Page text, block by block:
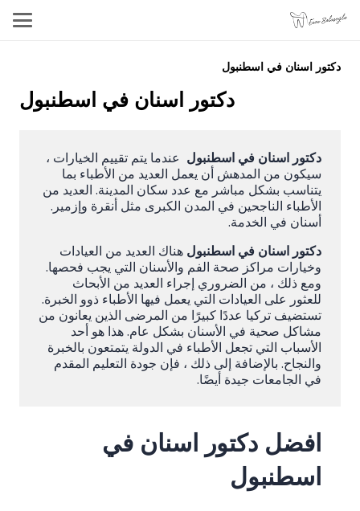
دكتور اسنان في اسطنبول
دكتور اسنان في اسطنبول
دكتور اسنان في اسطنبول عندما يتم تقييم الخيارات ،
سيكون من المدهش أن يعمل العديد من الأطباء بما
يتناسب بشكل مباشر مع عدد سكان المدينة. العديد من
الأطباء الناجحين في المدن الكبرى مثل أنقرة وإزمير.
أسنان في الخدمة.
دكتور اسنان في اسطنبول هناك العديد من العيادات
وخيارات مراكز صحة الفم والأسنان التي يجب فحصها.
ومع ذلك ، من الضروري إجراء العديد من الأبحاث
للعثور على العيادات التي يعمل فيها الأطباء ذوو الخبرة.
تستضيف تركيا عددًا كبيرًا من المرضى الذين يعانون من
مشاكل صحية في الأسنان بشكل عام. هذا هو أحد
الأسباب التي تجعل الأطباء في الدولة يتمتعون بالخبرة
والنجاح. بالإضافة إلى ذلك ، فإن جودة التعليم المقدم
في الجامعات جيدة أيضًا.
افضل دكتور اسنان في
اسطنبول